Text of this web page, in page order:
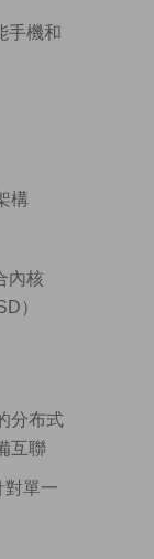
手機和
構
內核
）
分布式
互聯
對單一